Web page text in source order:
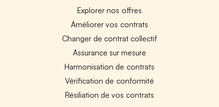
Explorer nos offres
Améliorer vos contrats
Changer de contrat collectif
Assurance sur mesure
Harmonisation de contrats
Vérification de conformité
Résiliation de vos contrats